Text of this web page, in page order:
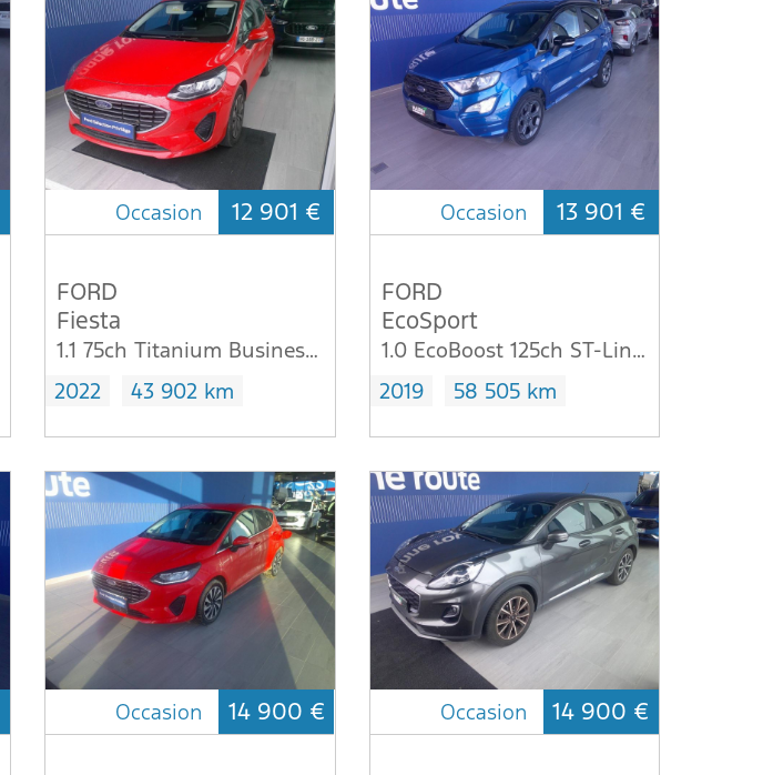
Occasion 12 901 €
FORD
Fiesta
1.1 75ch Titanium Business 5p
2022
43 902 km
Occasion 13 901 €
FORD
EcoSport
1.0 EcoBoost 125ch ST-Line Euro6.2
2019
58 505 km
Occasion 14 900 € Occasion 14 900 €